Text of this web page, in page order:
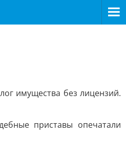
имущества без лицензий.
приставы опечатали